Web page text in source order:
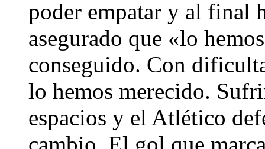
poder empatar y al final
asegurado que «lo
conseguido. Con
lo hemos merecido.
espacios y el Atlético
cambio. El gol que